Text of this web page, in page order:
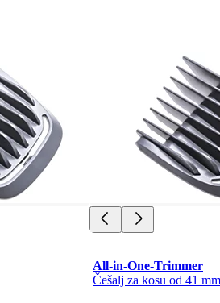
All-in-One-Trimmer
Češalj za kosu od 41 mm